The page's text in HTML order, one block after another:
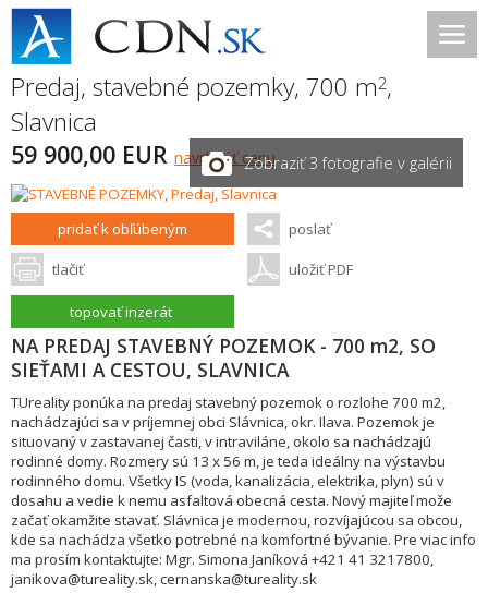
Predaj, stavebné pozemky, 700 m2,
Slavnica
59 900,00 EUR navrhnúť cenuZobraziť 3 fotografie v galérii
pridať k obľúbeným poslať
tlačiť uložiť PDF
topovať inzerát
NA PREDAJ STAVEBNÝ POZEMOK - 700 m2, SO
SIEŤAMI A CESTOU, SLAVNICA
TUreality ponúka na predaj stavebný pozemok o rozlohe 700 m2,
nachádzajúci sa v príjemnej obci Slávnica, okr. Ilava. Pozemok je
situovaný v zastavanej časti, v intraviláne, okolo sa nachádzajú
rodinné domy. Rozmery sú 13 x 56 m, je teda ideálny na výstavbu
rodinného domu. Všetky IS (voda, kanalizácia, elektrika, plyn) sú v
dosahu a vedie k nemu asfaltová obecná cesta. Nový majiteľ može
začať okamžite stavať. Slávnica je modernou, rozvíjajúcou sa obcou,
kde sa nachádza všetko potrebné na komfortné bývanie. Pre viac info
ma prosím kontaktujte: Mgr. Simona Janíková +421 41 3217800,
janikova@tureality.sk, cernanska@tureality.sk